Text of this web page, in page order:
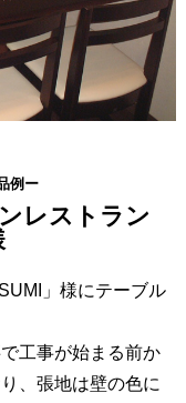
例ー
レストラン
」様にテーブル
工事が始まる前か
、張地は壁の色に